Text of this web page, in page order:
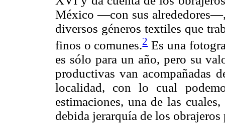
México —con sus
diversos géneros textiles que
finos o comunes.2Es una
es sólo para un año, pero su
productivas van acompañadas
localidad, con lo cual
estimaciones, una de las
debida jerarquía de los obrajeros